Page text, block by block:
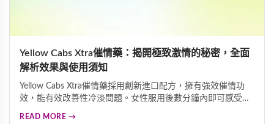
Yellow Cabs Xtra催情藥：揭開極致激情的秘密，全面
解析效果與使用須知
Yellow Cabs Xtra催情藥採用創新進口配方，擁有強效催情功
效，能有效改善性冷淡問題。女性服用後數分鐘內即可感受面
READ MORE →